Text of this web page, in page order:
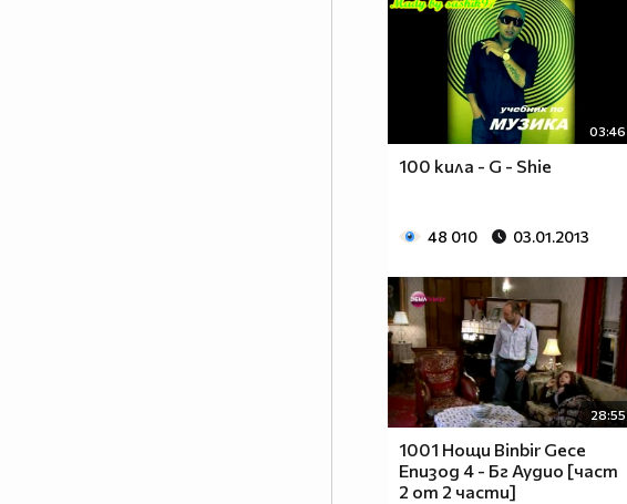
03:46
100 кила - G - Shie
48 010 03.01.2013
28:55
1001 Нощи Binbir Gece
Епизод 4 - Бг Аудио [част
2 от 2 части]